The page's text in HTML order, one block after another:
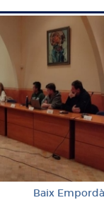
Baix Empordà